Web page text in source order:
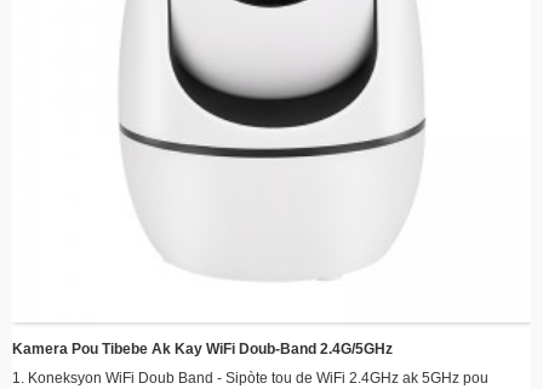
Kamera Pou Tibebe Ak Kay WiFi Doub-Band 2.4G/5GHz
1. Koneksyon WiFi Doub Band - Sipòte tou de WiFi 2.4GHz ak 5GHz pou